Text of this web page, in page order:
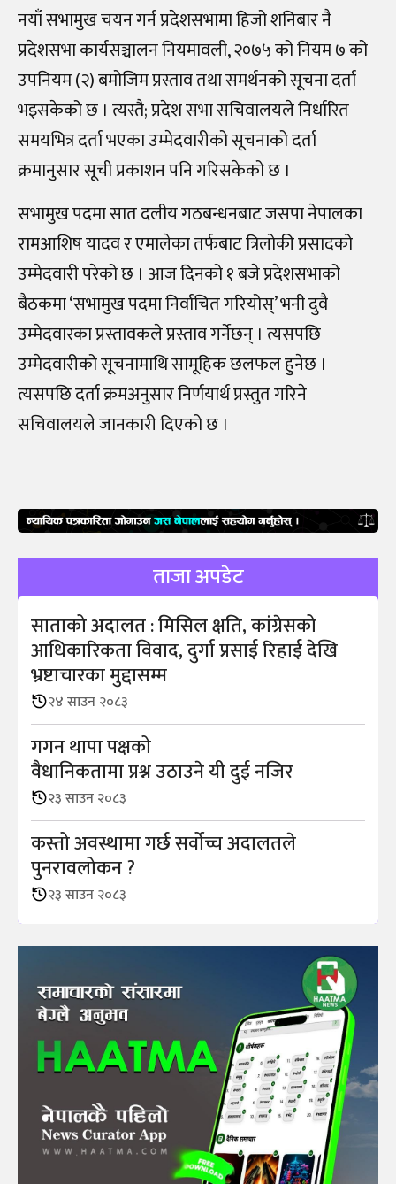
नयाँ सभामुख चयन गर्न प्रदेशसभामा हिजो शनिबार नै
प्रदेशसभा कार्यसञ्चालन नियमावली, २०७५ को नियम ७ को
उपनियम (२) बमोजिम प्रस्ताव तथा समर्थनको सूचना दर्ता
भइसकेको छ । त्यस्तै; प्रदेश सभा सचिवालयले निर्धारित
समयभित्र दर्ता भएका उम्मेदवारीको सूचनाको दर्ता
क्रमानुसार सूची प्रकाशन पनि गरिसकेको छ ।
सभामुख पदमा सात दलीय गठबन्धनबाट जसपा नेपालका
रामआशिष यादव र एमालेका तर्फबाट त्रिलोकी प्रसादको
उम्मेदवारी परेको छ । आज दिनको १ बजे प्रदेशसभाको
बैठकमा ‘सभामुख पदमा निर्वाचित गरियोस्‌’ भनी दुवै
उम्मेदवारका प्रस्तावकले प्रस्ताव गर्नेछन्‌ । त्यसपछि
उम्मेदवारीको सूचनामाथि सामूहिक छलफल हुनेछ ।
त्यसपछि दर्ता क्रमअनुसार निर्णयार्थ प्रस्तुत गरिने
सचिवालयले जानकारी दिएको छ ।
ताजा अपडेट
साताको अदालत : मिसिल क्षति, कांग्रेसको
आधिकारिकता विवाद, दुर्गा प्रसाई रिहाई देखि
भ्रष्टाचारका मुद्दासम्म
२४ साउन २०८३
गगन थापा पक्षको
वैधानिकतामा प्रश्न उठाउने यी दुई नजिर
२३ साउन २०८३
कस्तो अवस्थामा गर्छ सर्वोच्च अदालतले
पुनरावलोकन ?
२३ साउन २०८३